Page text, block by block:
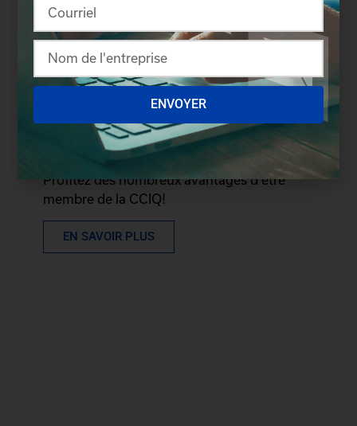
Devenez membre
Profitez des nombreux avantages d'être
membre de la CCIQ!
EN SAVOIR PLUS
ENVOYER